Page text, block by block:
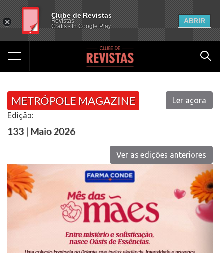
METRÓPOLE MAGAZINE
Edição:
133 | Maio 2026
Ler agora
Ver as edições anteriores
Clube de Revistas
Revistas
Gratis - In Google Play
ABRIR